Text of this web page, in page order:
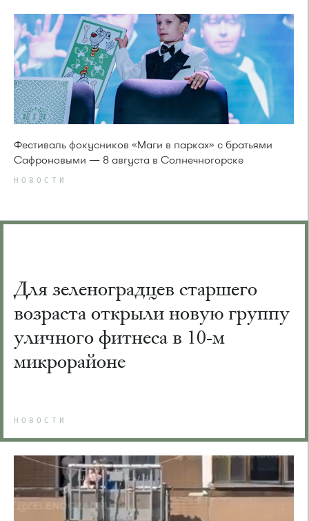
Фестиваль фокусников «Маги в парках» с братьями
Сафроновыми — 8 августа в Солнечногорске
НОВОСТИ
Для зеленоградцев старшего
возраста открыли новую группу
уличного фитнеса в 10-м
микрорайоне
НОВОСТИ